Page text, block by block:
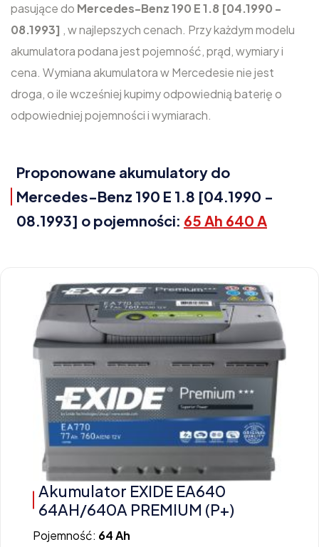
pasujące do Mercedes-Benz 190 E 1.8 [04.1990 -
08.1993] , w najlepszych cenach. Przy każdym modelu
akumulatora podana jest pojemność, prąd, wymiary i
cena. Wymiana akumulatora w Mercedesie nie jest
droga, o ile wcześniej kupimy odpowiednią baterię o
odpowiedniej pojemności i wymiarach.
Proponowane akumulatory do
Mercedes-Benz 190 E 1.8 [04.1990 -
08.1993] o pojemności: 65 Ah 640 A
Akumulator EXIDE EA640
64AH/640A PREMIUM (P+)
Pojemność: 64 Ah